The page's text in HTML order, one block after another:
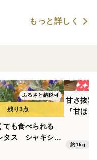
もっと詳しく
ふるさと納税可
ても食べられる
タス シャキシャ
甘さ抜群
『甘ほ
約1kg